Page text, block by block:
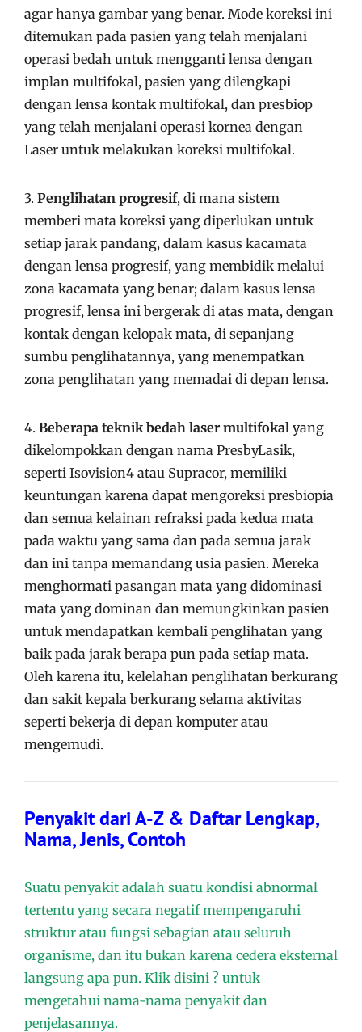
agar hanya gambar yang benar. Mode koreksi ini
ditemukan pada pasien yang telah menjalani
operasi bedah untuk mengganti lensa dengan
implan multifokal, pasien yang dilengkapi
dengan lensa kontak multifokal, dan presbiop
yang telah menjalani operasi kornea dengan
Laser untuk melakukan koreksi multifokal.
3. Penglihatan progresif, di mana sistem
memberi mata koreksi yang diperlukan untuk
setiap jarak pandang, dalam kasus kacamata
dengan lensa progresif, yang membidik melalui
zona kacamata yang benar; dalam kasus lensa
progresif, lensa ini bergerak di atas mata, dengan
kontak dengan kelopak mata, di sepanjang
sumbu penglihatannya, yang menempatkan
zona penglihatan yang memadai di depan lensa.
4. Beberapa teknik bedah laser multifokal yang
dikelompokkan dengan nama PresbyLasik,
seperti Isovision4 atau Supracor, memiliki
keuntungan karena dapat mengoreksi presbiopia
dan semua kelainan refraksi pada kedua mata
pada waktu yang sama dan pada semua jarak
dan ini tanpa memandang usia pasien. Mereka
menghormati pasangan mata yang didominasi
mata yang dominan dan memungkinkan pasien
untuk mendapatkan kembali penglihatan yang
baik pada jarak berapa pun pada setiap mata.
Oleh karena itu, kelelahan penglihatan berkurang
dan sakit kepala berkurang selama aktivitas
seperti bekerja di depan komputer atau
mengemudi.
Penyakit dari A-Z & Daftar Lengkap,
Nama, Jenis, Contoh
Suatu penyakit adalah suatu kondisi abnormal
tertentu yang secara negatif mempengaruhi
struktur atau fungsi sebagian atau seluruh
organisme, dan itu bukan karena cedera eksternal
langsung apa pun. Klik disini ? untuk
mengetahui nama-nama penyakit dan
penjelasannya.